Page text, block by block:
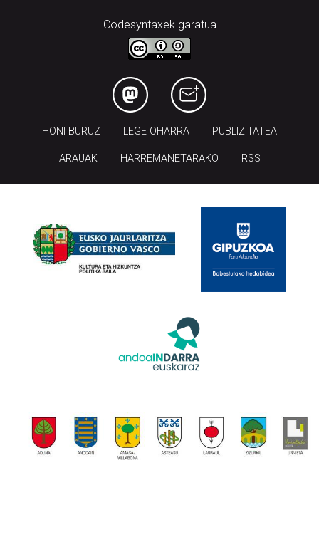
Codesyntaxek garatua
HONI BURUZ LEGE OHARRA PUBLIZITATEA
ARAUAK HARREMANETARAKO RSS